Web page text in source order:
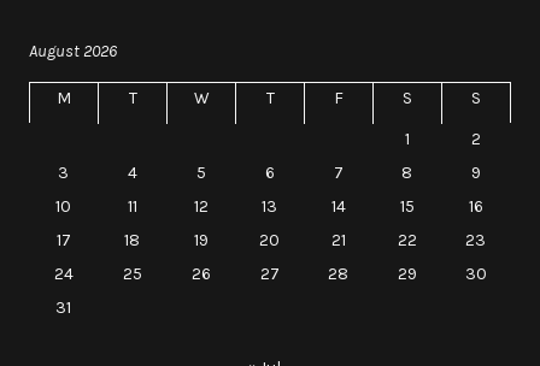
August 2026
M T W T F S
S
1
2
3
4 5 6 7 8
9
10
11 12 13 14 15
16
17
18 19 20 21 22
23
24
25 26 27 28 29
30
31